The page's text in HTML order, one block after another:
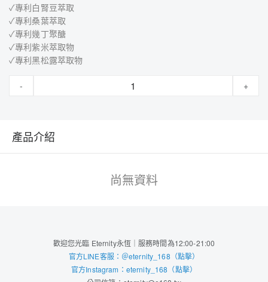
✓專利白腎豆萃取
✓專利桑葉萃取
✓專利幾丁聚醣
✓專利紫米萃取物
✓專利黑松露萃取物
- +
產品介紹
尚無資料
歡迎您光臨 Eternity永恆｜服務時間為12:00-21:00
官方LINE客服：＠eternity_168（點擊）
官方Instagram：eternity_168（點擊）